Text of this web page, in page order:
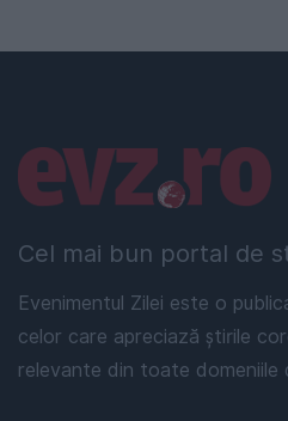
Cel mai bun portal de
Evenimentul Zilei este o
celor care apreciază știrile
relevante din toate
Linkuri utile